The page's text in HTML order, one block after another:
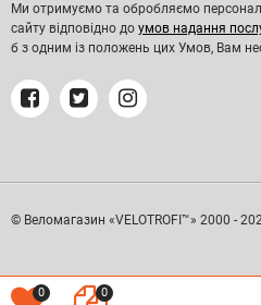
Ми отримуємо та обробляємо
сайту відповідно до умов надання
б з одним із положень цих Умов, Вам
© Веломагазин «VELOTROFI™» 2000 -
0 0